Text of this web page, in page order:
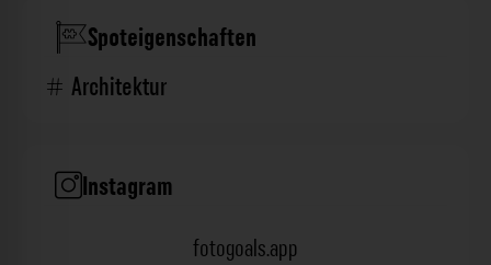
Spoteigenschaften
Architektur
Instagram
fotogoals.app